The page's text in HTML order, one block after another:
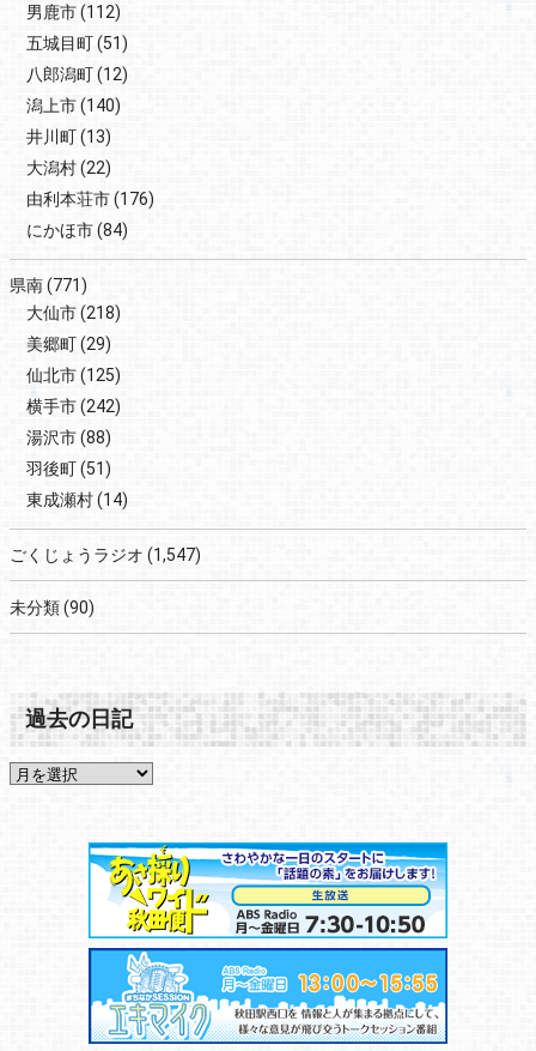
男鹿市(112)
五城目町(51)
八郎潟町(12)
潟上市(140)
井川町(13)
大潟村(22)
由利本荘市(176)
にかほ市(84)
県南(771)
大仙市(218)
美郷町(29)
仙北市(125)
横手市(242)
湯沢市(88)
羽後町(51)
東成瀬村(14)
ごくじょうラジオ (1,547)
未分類(90)
過去の日記